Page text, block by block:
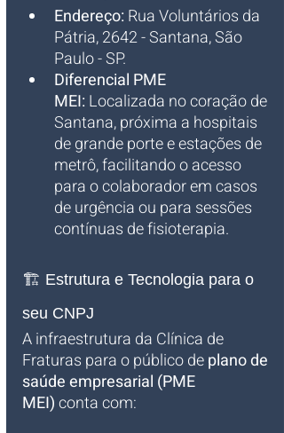
Endereço: Rua Voluntários da
Pátria, 2642 - Santana, São
Paulo - SP.
Diferencial PME
MEI: Localizada no coração de
Santana, próxima a hospitais
de grande porte e estações de
metrô, facilitando o acesso
para o colaborador em casos
de urgência ou para sessões
contínuas de fisioterapia.
🏗️ Estrutura e Tecnologia para o
seu CNPJ
A infraestrutura da Clínica de
Fraturas para o público de plano de
saúde empresarial (PME
MEI) conta com: